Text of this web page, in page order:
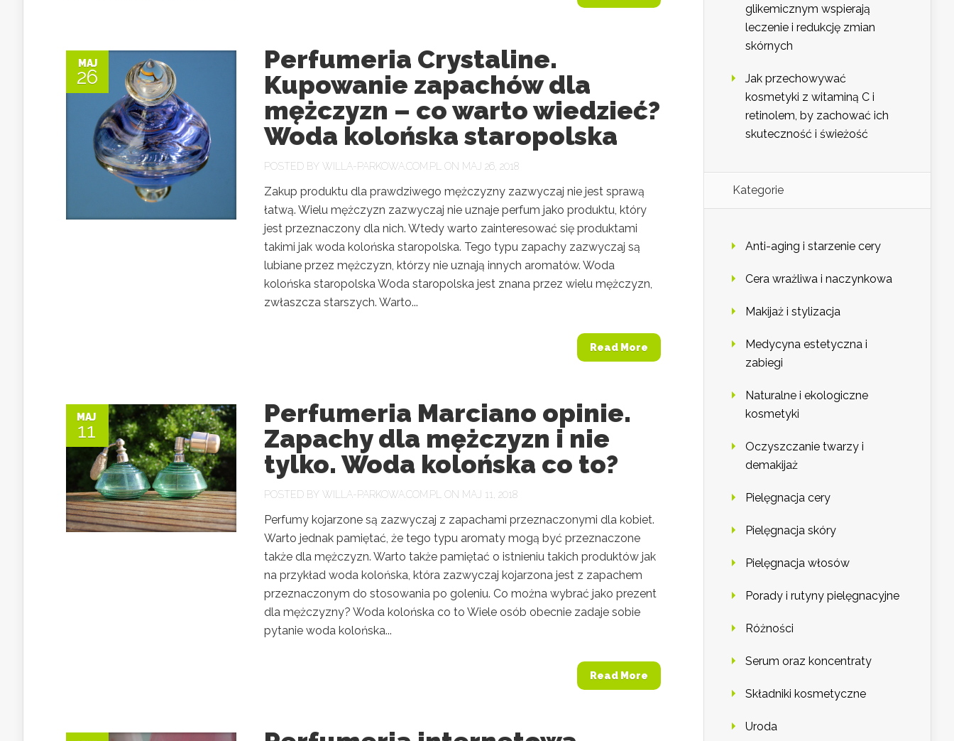
MAJ
26
Perfumeria Crystaline.
Kupowanie zapachów dla
mężczyzn – co warto wiedzieć?
Woda kolońska staropolska
POSTED BY WILLA-PARKOWA.COM.PL ON MAJ 26, 2018
Zakup produktu dla prawdziwego mężczyzny zazwyczaj nie jest sprawą
łatwą. Wielu mężczyzn zazwyczaj nie uznaje perfum jako produktu, który
jest przeznaczony dla nich. Wtedy warto zainteresować się produktami
takimi jak woda kolońska staropolska. Tego typu zapachy zazwyczaj są
lubiane przez mężczyzn, którzy nie uznają innych aromatów. Woda
kolońska staropolska Woda staropolska jest znana przez wielu mężczyzn,
zwłaszcza starszych. Warto...
Read More
MAJ
11
Perfumeria Marciano opinie.
Zapachy dla mężczyzn i nie
tylko. Woda kolońska co to?
POSTED BY WILLA-PARKOWA.COM.PL ON MAJ 11, 2018
Perfumy kojarzone są zazwyczaj z zapachami przeznaczonymi dla kobiet.
Warto jednak pamiętać, że tego typu aromaty mogą być przeznaczone
także dla mężczyzn. Warto także pamiętać o istnieniu takich produktów jak
na przykład woda kolońska, która zazwyczaj kojarzona jest z zapachem
przeznaczonym do stosowania po goleniu. Co można wybrać jako prezent
dla mężczyzny? Woda kolońska co to Wiele osób obecnie zadaje sobie
pytanie woda kolońska...
Read More
glikemicznym wspierają
leczenie i redukcję zmian
skórnych
Jak przechowywać
kosmetyki z witaminą C i
retinolem, by zachować ich
skuteczność i świeżość
Kategorie
Anti-aging i starzenie cery
Cera wrażliwa i naczynkowa
Makijaż i stylizacja
Medycyna estetyczna i
zabiegi
Naturalne i ekologiczne
kosmetyki
Oczyszczanie twarzy i
demakijaż
Pielęgnacja cery
Pielęgnacja skóry
Pielęgnacja włosów
Porady i rutyny pielęgnacyjne
Różności
Serum oraz koncentraty
Składniki kosmetyczne
Uroda